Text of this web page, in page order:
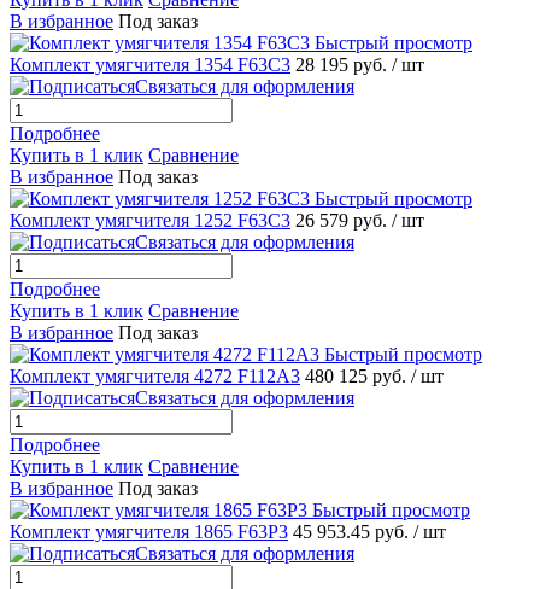
В избранное Под заказ
Быстрый просмотр
Комплект умягчителя 1354 F63C3 28 195 руб. / шт
Связаться для оформления
Подробнее
Купить в 1 клик Сравнение
В избранное Под заказ
Быстрый просмотр
Комплект умягчителя 1252 F63C3 26 579 руб. / шт
Связаться для оформления
Подробнее
Купить в 1 клик Сравнение
В избранное Под заказ
Быстрый просмотр
Комплект умягчителя 4272 F112A3 480 125 руб. / шт
Связаться для оформления
Подробнее
Купить в 1 клик Сравнение
В избранное Под заказ
Быстрый просмотр
Комплект умягчителя 1865 F63P3 45 953.45 руб. / шт
Связаться для оформления